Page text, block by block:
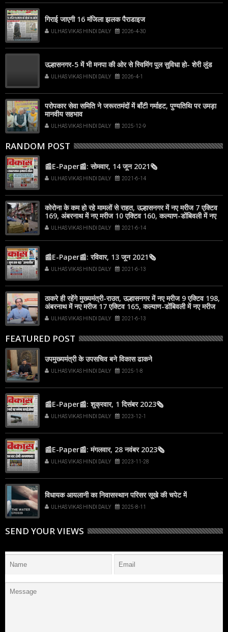
गिराई जाएगी 16 मंजिला झलक पैराडाइज
ULHAS VIKAS HINDI DAILY 2026-4-30
उल्हासनगर-5 में भी मनपा की ओर से स्विमिंग पुल सुविधा हो- शेरी लुंड
ULHAS VIKAS HINDI DAILY 2026-4-1
परोपकार सेवा समिति ने जरूरतमंदों में बाँटी गर्माहट, पुण्यतिथि पर उमड़ा
मानवीय सहभाव
ULHAS VIKAS HINDI DAILY 2025-12-9
RANDOM POST
📰E-Paper📰: सोमवार, 14 जून 2021🗞
ULHAS VIKAS HINDI DAILY 2021-6-14
कोरोना के कम हो रहे मामलों से राहत, उल्हासनगर में नए मरीज 7 एक्टिव
169, अंबरनाथ में नए मरीज 10 एक्टिव 160, कल्याण-डोंबिवली में नए
मरीज 88
ULHAS VIKAS HINDI DAILY 2021-6-14
📰E-Paper📰: रविवार, 13 जून 2021🗞
ULHAS VIKAS HINDI DAILY 2021-6-13
ठाकरे ही रहेंगे मुख्यमंत्री-राउत, उल्हासनगर में नए मरीज 9 एक्टिव 198,
अंबरनाथ में नए मरीज 17 एक्टिव 165, कल्याण-डोंबिवली में नए मरीज
110ULHAS VIKAS HINDI DAILY 2021-6-13
FEATURED POST
उपमुख्यमंत्री के उपसचिव बने विकास ढाकने
ULHAS VIKAS HINDI DAILY 2025-1-8
📰E-Paper📰: शुक्रवार, 1 दिसंबर 2023🗞
ULHAS VIKAS HINDI DAILY 2023-12-1
📰E-Paper📰: मंगलवार, 28 नवंबर 2023🗞
ULHAS VIKAS HINDI DAILY 2023-11-28
विधायक आयलानी का निवासस्थान परिसर सूखे की चपेट में
ULHAS VIKAS HINDI DAILY 2025-8-11
SEND YOUR VIEWS